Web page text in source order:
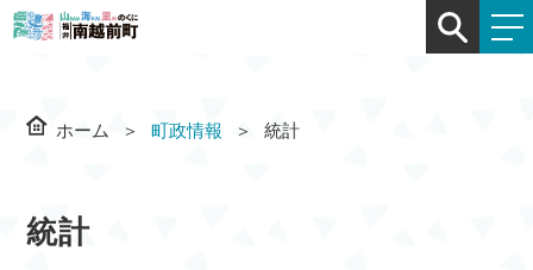
ホーム 町政情報 統計
統計